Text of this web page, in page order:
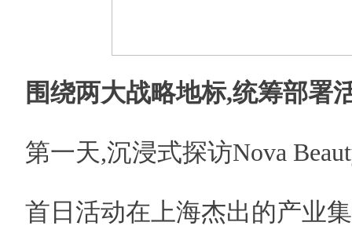
围绕两大战略地标,统筹部署
第一天,沉浸式探访Nova
首日活动在上海杰出的产业